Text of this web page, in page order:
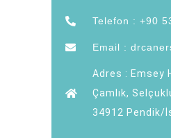
Telefon : +90
Email :
Adres : Emsey
Çamlık,
34912 Pendik/